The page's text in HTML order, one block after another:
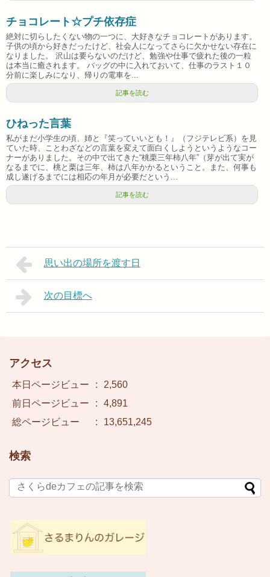
チョコレート☆プチ依存症
絶対に切らしたくない物の一つに、大好きなチョコレートがあります。
子供の頃から好きだったけど、社会人になってさらに欠かせない存在に
なりました。 沢山は要らないのだけど、勉強や仕事で疲れた後の一粒
は本当に癒されます。 バッグの中に入れておいて、仕事のラスト１０
分前に楽しみになり、帰りの電車を...
記事を読む
ひねった言葉
私がまだ小学生の頃、姉と『笑っていいとも！』（フジテレビ系）を見
ていた時、ことわざなどの言葉を変えて面白くしようというようなコー
ナーがありました。その中で出てきた“桃栗三年柿八年”（芽が出て実が
なるまでに、桃と栗は三年、柿は八年かかるということ。また、何事も
成し遂げるまでには相応の年月が必要だという...
記事を読む
思い出の場所を渡す日
次の目標へ
アクセス
本日ページビュー :
2,560
前日ページビュー
:
4,891
総ページビュー
: 13,651,245
検索